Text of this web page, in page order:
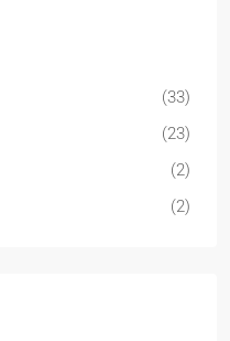
(33)
(23)
(2)
(2)